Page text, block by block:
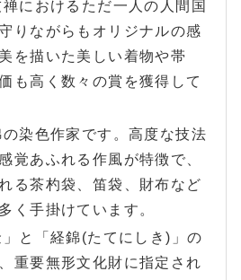
におけるただ一人の人間国
りながらもオリジナルの感
を描いた美しい着物や帯
も高く数々の賞を獲得して
染色作家です。高度な技法
覚あふれる作風が特徴で、
る茶杓袋、笛袋、財布など
く手掛けています。
」と「経錦(たてにしき)」の
重要無形文化財に指定され